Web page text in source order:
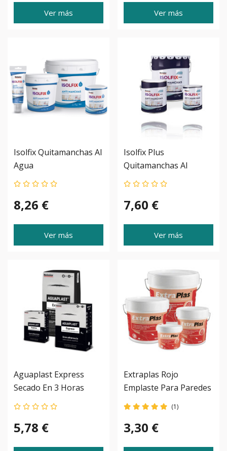
Ver más Ver más
Isolfix Quitamanchas Al
Agua
8,26 €
Ver más
Isolfix Plus
Quitamanchas Al
Disolvente
7,60 €
Ver más
Aguaplast Express
Secado En 3 Horas
5,78 €
Extraplas Rojo
Emplaste Para Paredes
(1)
3,30 €